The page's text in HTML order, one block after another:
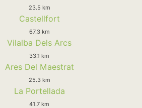
23.5 km
Castellfort
67.3 km
Vilalba Dels Arcs
33.1 km
Ares Del Maestrat
25.3 km
La Portellada
41.7 km